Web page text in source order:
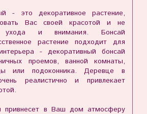
- это декоративное растение,
Вас своей красотой и не
ухода и внимания. Бонсай
растение подходит для
- декоративный бонсай
проемов, ванной комнаты,
или подоконника. Деревце в
реалистично и привлекает
привнесет в Ваш дом атмосферу